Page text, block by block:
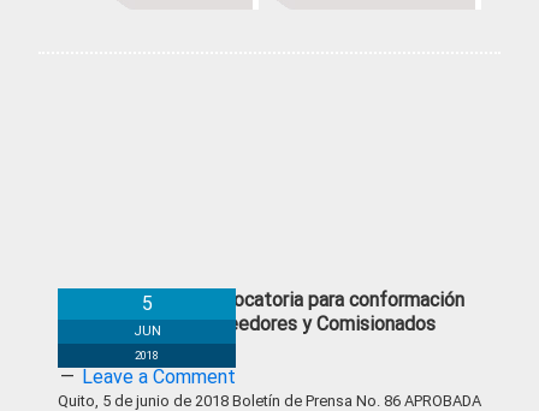
Aprobada Convocatoria para conformación
de Banco de Veedores y Comisionados
Ciudadanos
5
JUN
2018
Leave a Comment
Quito, 5 de junio de 2018 Boletín de Prensa No. 86 APROBADA